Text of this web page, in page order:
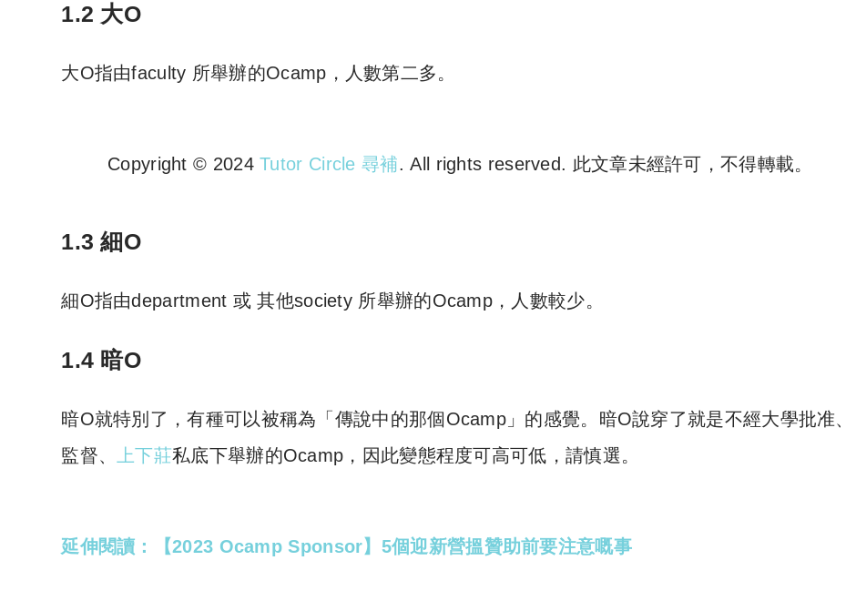
1.2 大O
大O指由faculty 所舉辦的Ocamp，人數第二多。
Copyright © 2024Tutor Circle 尋補. All rights reserved. 此文章未經許可，不得轉載。
1.3 細O
細O指由department 或 其他society 所舉辦的Ocamp，人數較少。
1.4 暗O
暗O就特別了，有種可以被稱為「傳說中的那個Ocamp」的感覺。暗O說穿了就是不經大學批准、
監督、
上下莊私底下舉辦的Ocamp，因此變態程度可高可低，請慎選。
延伸閱讀：【2023 Ocamp Sponsor】5個迎新營搵贊助前要注意嘅事